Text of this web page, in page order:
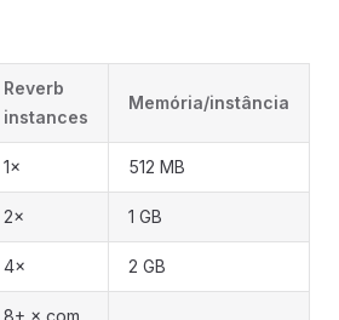
Reverb
instances
Memória/instância
1× 512 MB
2× 1 GB
4× 2 GB
8+ × com